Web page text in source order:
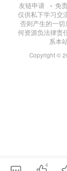
| | ├──【8.2】
| | └──【8.3】【
└──第06章 工控
| ├──【01】【喜
| | └──APP开发
| ├──【02】【喜
| ├──【03】【喜
| | └──云服务器
| | └──私有云服
| ├──【05】【
| | ├──Visual
| | └──同步课
| ├──【06】【喜
| | ├──同步课
| ├──【07】【
友链申请
免
仅供私下学习交
否则产生的一
何资源负法律责
系本
Copyright ©
4